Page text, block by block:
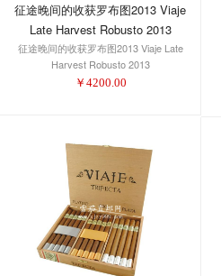
征途晚间的收获罗布图2013 Viaje
Late Harvest Robusto 2013
征途晚间的收获罗布图2013 Viaje Late
Harvest Robusto 2013
￥ 4200.00